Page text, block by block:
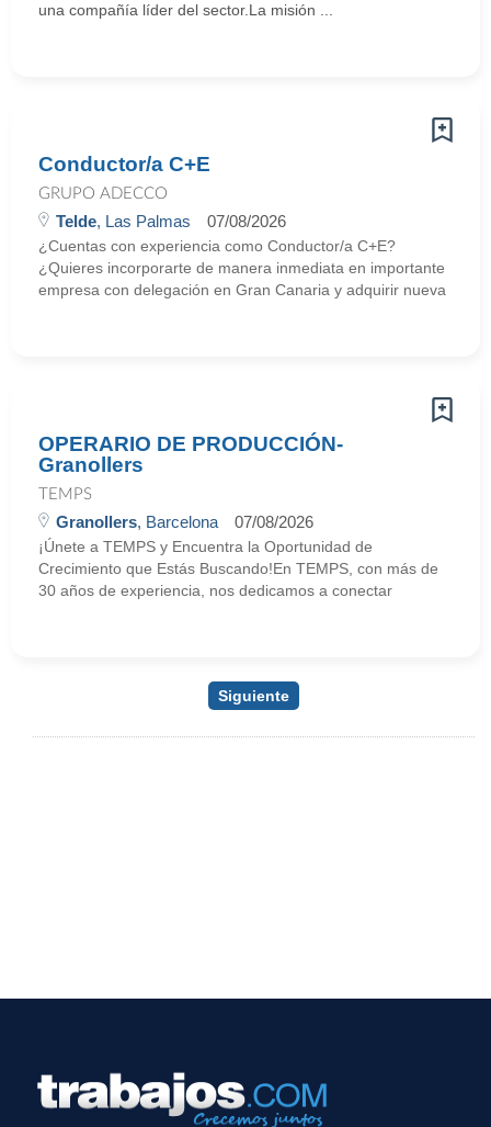
una compañía líder del sector.La misión ...
Conductor/a C+E
GRUPO ADECCO
Telde, Las Palmas 07/08/2026
¿Cuentas con experiencia como Conductor/a C+E?
¿Quieres incorporarte de manera inmediata en importante
empresa con delegación en Gran Canaria y adquirir nueva
OPERARIO DE PRODUCCIÓN-
Granollers
TEMPS
Granollers, Barcelona 07/08/2026
¡Únete a TEMPS y Encuentra la Oportunidad de
Crecimiento que Estás Buscando!En TEMPS, con más de
30 años de experiencia, nos dedicamos a conectar
Siguiente